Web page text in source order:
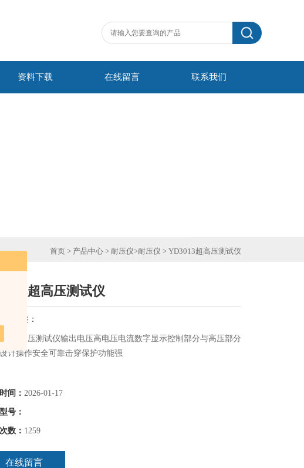
资料下载 在线留言 联系我们
首页 > 产品中心 > 耐压仪>耐压仪 > YD3013超高压测试仪
超高压测试仪
简要描述：
超高压测试仪输出电压高电压电流数字显示控制部分与高压部分
计操作安全可靠击穿保护功能强
间： 2026-01-17
号：
数： 1259
在线留言